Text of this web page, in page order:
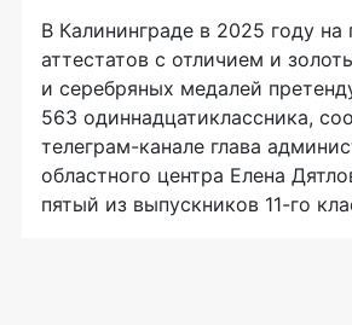
В Калининграде в 2025 году на
аттестатов с отличием и
и серебряных медалей
563 одиннадцатиклассника,
телеграм-канале глава
областного центра Елена
пятый из выпускников 11-го